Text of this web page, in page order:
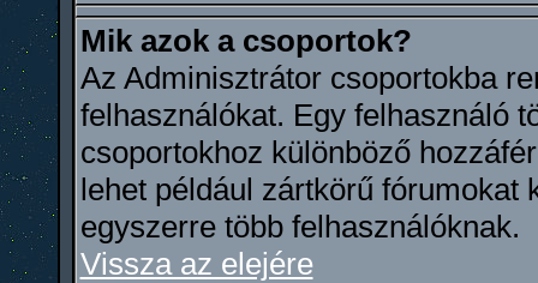
Mik azok a csoportok?
Az Adminisztrátor csoportokba
felhasználókat. Egy felhasználó
csoportokhoz különböző
lehet például zártkörű fórumokat
egyszerre több felhasználóknak.
Vissza az elejére